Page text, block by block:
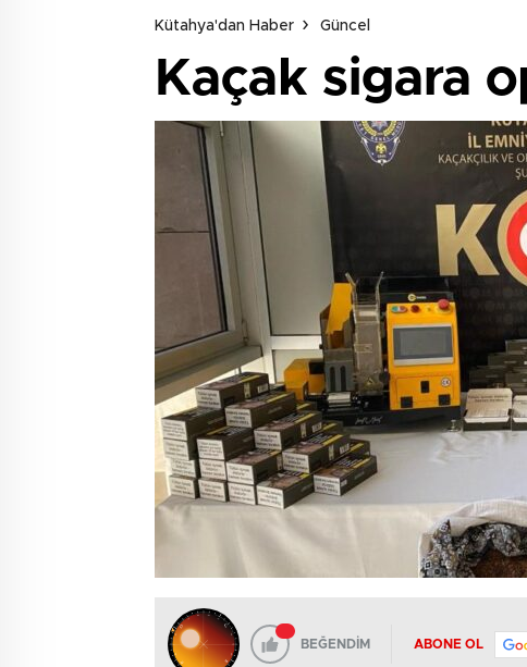
Kütahya'dan Haber Güncel
Kaçak sigara
BEĞENDİM ABONE OL